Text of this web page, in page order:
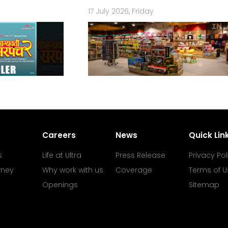
17 July 2026, Friday
Careers
Life at Ultra
Why work with us
Openings
News
Press Release
Coverage
Quick
Privacy
Terms of
Sitemap